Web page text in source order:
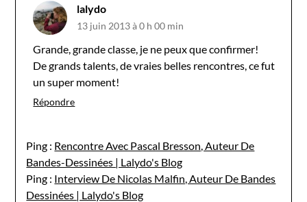
lalydo
13 juin 2013 à 0 h 00 min
Grande, grande classe, je ne peux que confirmer!
De grands talents, de vraies belles rencontres, ce fut
un super moment!
Répondre
Ping : Rencontre Avec Pascal Bresson, Auteur De
Bandes-Dessinées | Lalydo's Blog
Ping : Interview De Nicolas Malfin, Auteur De Bandes
Dessinées | Lalydo's Blog